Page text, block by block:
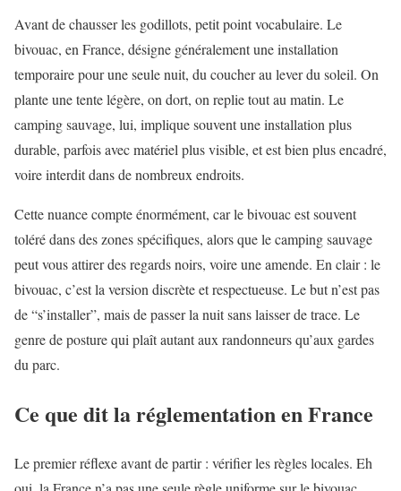
Avant de chausser les godillots, petit point vocabulaire. Le
bivouac, en France, désigne généralement une installation
temporaire pour une seule nuit, du coucher au lever du soleil. On
plante une tente légère, on dort, on replie tout au matin. Le
camping sauvage, lui, implique souvent une installation plus
durable, parfois avec matériel plus visible, et est bien plus encadré,
voire interdit dans de nombreux endroits.
Cette nuance compte énormément, car le bivouac est souvent
toléré dans des zones spécifiques, alors que le camping sauvage
peut vous attirer des regards noirs, voire une amende. En clair : le
bivouac, c’est la version discrète et respectueuse. Le but n’est pas
de “s’installer”, mais de passer la nuit sans laisser de trace. Le
genre de posture qui plaît autant aux randonneurs qu’aux gardes
du parc.
Ce que dit la réglementation en France
Le premier réflexe avant de partir : vérifier les règles locales. Eh